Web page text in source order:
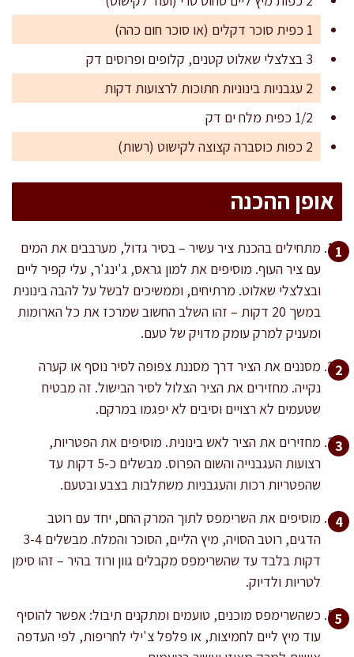
1 כפית סוכר דקלים (או סוכר חום כהה)
3 בצלצלי שאלוט קטנים, קלופים ופרוסים דק
2 עגבניות בינוניות חתוכות לרצועות דקות
1/2 כפית מלח ים דק
2 כפות כוסברה קצוצה לקישוט (רשות)
אופן ההכנה
מתחילים בהכנת ציר עשיר – בסיר גדול, מערבבים את המים
עם ציר העוף. מוסיפים את למון גראס, ג'ינג'ר, עלי קפיר ליים
ובצלצלי שאלוט. מרתיחים, וממשיכים לבשל על להבה בינונית
במשך 20 דקות – זהו השלב החשוב שמרכז את כל הארומות
ומעניק למרק עומק מדויק של טעם.
מסננים את הציר דרך מסננת צפופה לסיר נוסף או קערה
נקייה. מחזירים את הציר הצלול לסיר הבישול. זה מבטיח
שטעמים לא רצויים וסיבים לא יפגמו במרקם.
מחזירים את הציר לאש בינונית. מוסיפים את הפטריות,
רצועות העגבנייה והשום הפרוס. מבשלים כ-5 דקות עד
שהפטריות רכות והעגבניות משתלבות בצבע ובטעם.
מוסיפים את השרימפס לתוך המרק החם, יחד עם רוטב
הדגים, רוטב הסויה, מיץ הליים, הסוכר והמלח. מבשלים 3-4
דקות בלבד עד שהשרימפס מקבלים גוון ורוד בהיר – זהו סימן
לטריות ולדיוק.
כשהשרימפס מוכנים, טועמים ומתקנים תיבול: אפשר להוסיף
עוד מיץ ליים לחמיצות, או פלפל צ'ילי לחריפות, לפי העדפה